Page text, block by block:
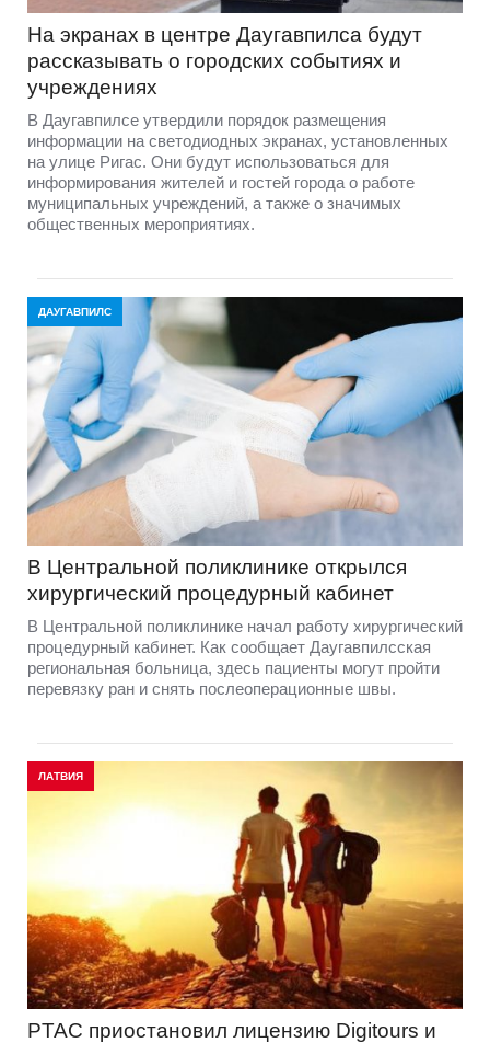
На экранах в центре Даугавпилса будут
рассказывать о городских событиях и
учреждениях
В Даугавпилсе утвердили порядок размещения
информации на светодиодных экранах, установленных
на улице Ригас. Они будут использоваться для
информирования жителей и гостей города о работе
муниципальных учреждений, а также о значимых
общественных мероприятиях.
ДАУГАВПИЛС
В Центральной поликлинике открылся
хирургический процедурный кабинет
В Центральной поликлинике начал работу хирургический
процедурный кабинет. Как сообщает Даугавпилсская
региональная больница, здесь пациенты могут пройти
перевязку ран и снять послеоперационные швы.
ЛАТВИЯ
PTAC приостановил лицензию Digitours и